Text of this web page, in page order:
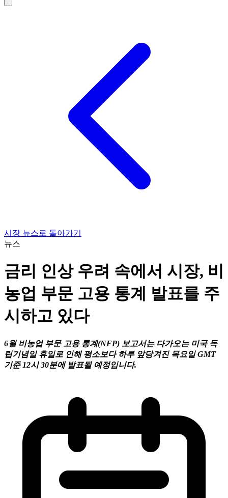
시장 뉴스로 돌아가기
뉴스
금리 인상 우려 속에서 시장, 비
농업 부문 고용 통계 발표를 주
시하고 있다
6월 비농업 부문 고용 통계(NFP) 보고서는 다가오는 미국 독
립기념일 휴일로 인해 평소보다 하루 앞당겨진 목요일 GMT
기준 12시 30분에 발표될 예정입니다.